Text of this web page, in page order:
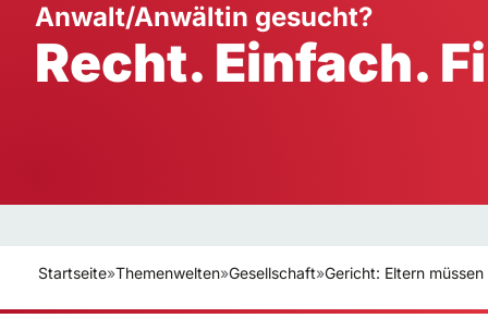
Ausbildung
Handwerk
Dienstleistung
Anwalt/Anwältin gesucht?
Recht. Einfach.
Startseite»Themenwelten»Gesellschaft»Gericht: Eltern